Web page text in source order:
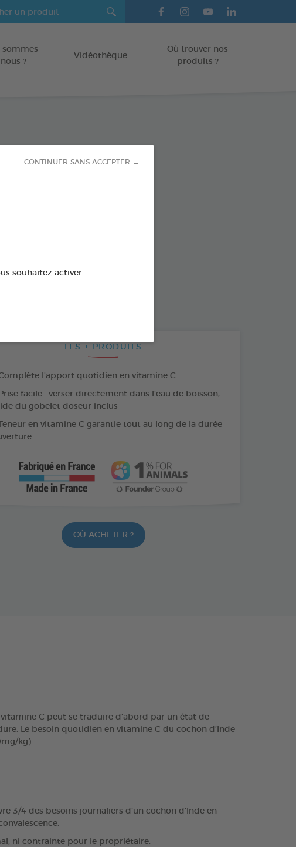
souhaitez activer
CONTINUER SANS ACCEPTER →
sommes-
nous ?
Vidéothèque
Où trouver nos
produits ?
C 250ml
250 ml
- Gencod : 3283021700037
DISPONIBLE AUSSI EN :
DE 15 ML
DE 125 ML
LES + PRODUITS
l'apport quotidien en vitamine C
Prise facile : verser directement dans l'eau de boisson,
du gobelet doseur inclus
Teneur en vitamine C garantie tout au long de la durée
OÙ ACHETER ?
C peut se traduire d’abord par un état de
Le besoin quotidien en vitamine C du cochon d’Inde
kg).
3/4 des besoins journaliers d’un cochon d’Inde en
ni contrainte pour le propriétaire.